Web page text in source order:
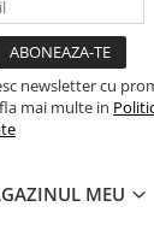
newsletter cu
mai multe in
MEU